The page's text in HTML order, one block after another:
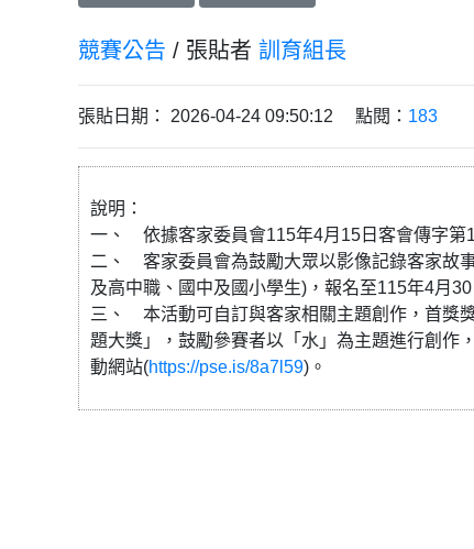
競賽公告 / 張貼者 訓育組長
張貼日期： 2026-04-24 09:50:12 點閱： 183
說明：
一、 依據客家委員會115年4月15日客會傳字第
二、 客家委員會為鼓勵大眾以影像記錄客家故
及高中職、國中及國小學生)，報名至115年4月30
三、 本活動可自訂與客家相關主題創作，首獎
題大獎」，鼓勵參賽者以「水」為主題進行創作
動網站(https://pse.is/8a7l59)。